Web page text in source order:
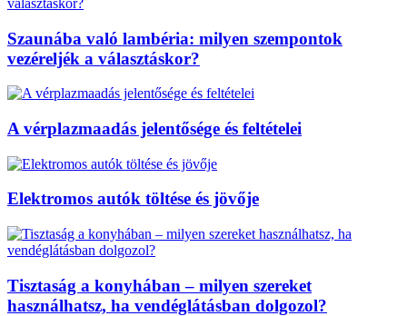
Szaunába való lambéria: milyen szempontok
vezéreljék a választáskor?
A vérplazmaadás jelentősége és feltételei
Elektromos autók töltése és jövője
Tisztaság a konyhában – milyen szereket
használhatsz, ha vendéglátásban dolgozol?